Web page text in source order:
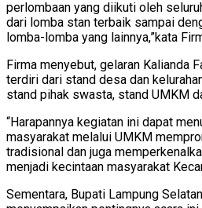
perlombaan yang diikuti oleh
dari lomba stan terbaik sampai
lomba-lomba yang lainnya,”kata
Firma menyebut, gelaran Kalianda
terdiri dari stand desa dan
stand pihak swasta, stand UMKM
“Harapannya kegiatan ini dapat
masyarakat melalui UMKM
tradisional dan juga
menjadi kecintaan masyarakat
Sementara, Bupati Lampung